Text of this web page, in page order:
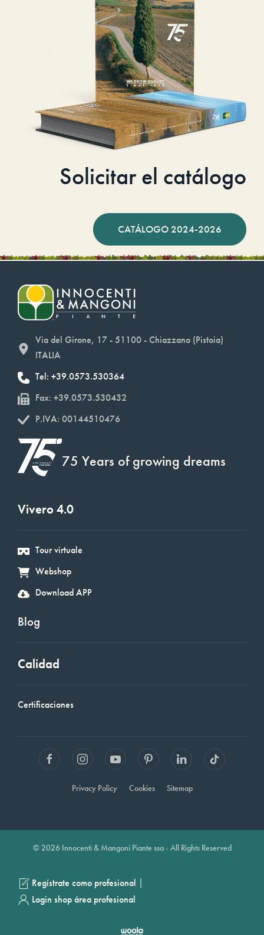
Solicitar el catálogo
CATÁLOGO 2024-2026
Via del Girone, 17 - 51100 - Chiazzano (Pistoia)
ITALIA
Tel: +39.0573.530364
Fax: +39.0573.530432
P.IVA: 00144510476
75 Years of growing dreams
Vivero 4.0
Tour virtuale
Webshop
Download APP
Blog
Calidad
Certificaciones
Privacy Policy Cookies Sitemap
© 2026 Innocenti & Mangoni Piante ssa - All Rights Reserved
Regístrate como profesional |
Login shop área profesional